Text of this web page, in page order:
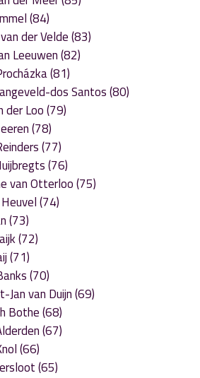
(84)
der Velde (83)
Leeuwen (82)
(81)
dos Santos (80)
Loo (79)
(78)
(77)
(76)
van Otterloo (75)
(74)
(73)
(72)
(71)
(70)
van Duijn (69)
Bothe (68)
(67)
(66)
(65)